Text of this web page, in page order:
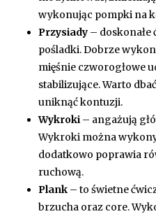
wykonując pompki na
Przysiady – doskonałe
pośladki. Dobrze
mięśnie czworogłowe
stabilizujące. Warto
uniknąć kontuzji.
Wykroki – angażują
Wykroki można
dodatkowo poprawia
ruchową.
Plank – to świetne
brzucha oraz core.